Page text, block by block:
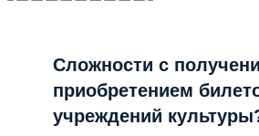
Сложности с
приобретением
учреждений